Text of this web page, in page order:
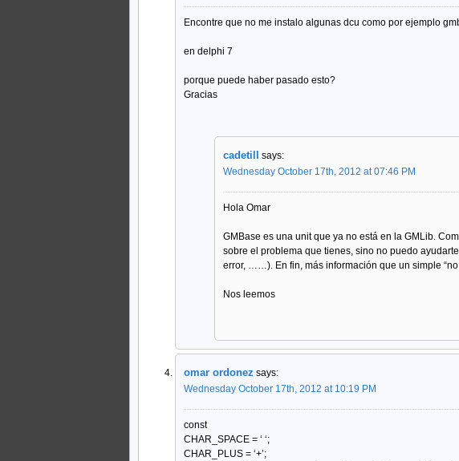
Encontre que no me instalo algunas dcu como por ejemplo
en delphi 7
porque puede haber pasado esto?
Gracias
cadetill says:
Wednesday October 17th, 2012 at 07:46 PM
Hola Omar
GMBase es una unit que ya no está en la GMLib.
sobre el problema que tienes, sino no puedo
error, ……). En fin, más información que un simple “no
Nos leemos
omar ordonez says:
Wednesday October 17th, 2012 at 10:19 PM
const
CHAR_SPACE = ‘ ‘;
CHAR_PLUS = ‘+’;